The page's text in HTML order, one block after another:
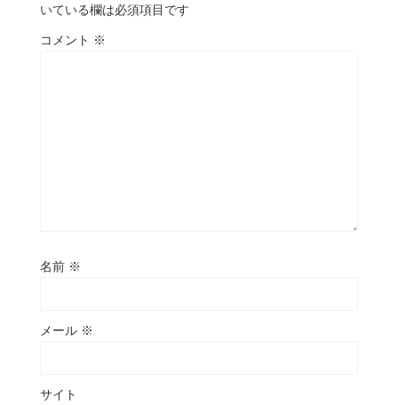
いている欄は必須項目です
コメント ※
名前 ※
メール ※
サイト